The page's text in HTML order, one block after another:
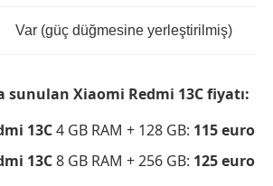
Var (güç düğmesine yerleştirilmiş)
sunulan Xiaomi Redmi 13C fiyatı:
13C4 GB RAM + 128 GB: 115 euro
13C8 GB RAM + 256 GB: 125 euro